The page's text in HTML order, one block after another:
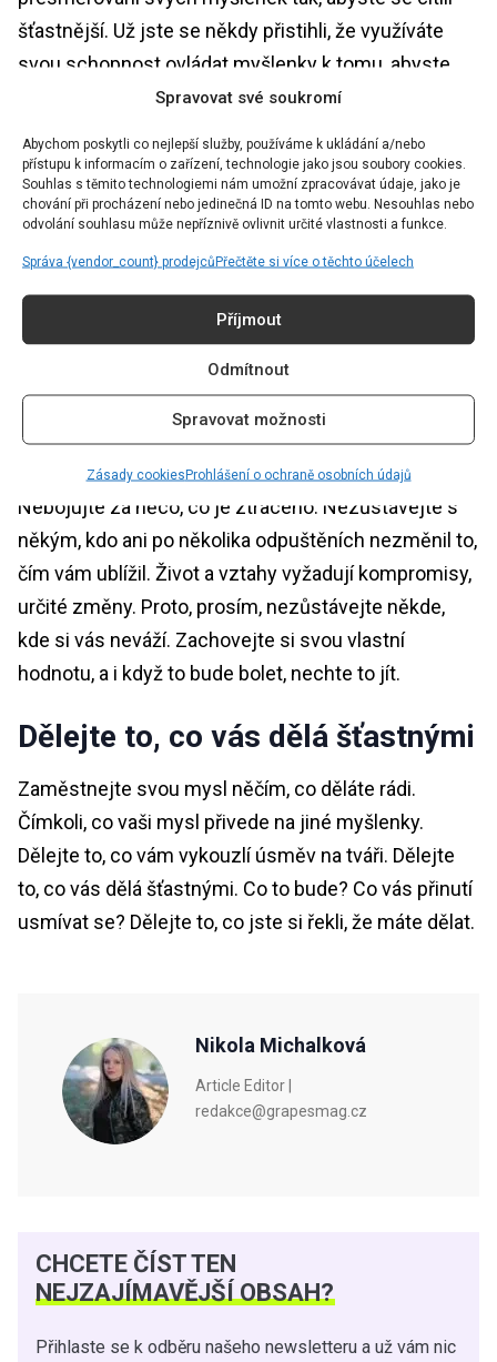
Spravovat své soukromí
Abychom poskytli co nejlepší služby, používáme k ukládání a/nebo
přístupu k informacím o zařízení, technologie jako jsou soubory cookies.
Souhlas s těmito technologiemi nám umožní zpracovávat údaje, jako je
chování při procházení nebo jedinečná ID na tomto webu. Nesouhlas nebo
odvolání souhlasu může nepříznivě ovlivnit určité vlastnosti a funkce.
Správa {vendor_count} prodejcůPřečtěte si více o těchto účelech
Příjmout
Odmítnout
Spravovat možnosti
Zásady cookiesProhlášení o ochraně osobních údajů
šťastnější. Už jste se někdy přistihli, že využíváte
svou schopnost ovládat myšlenky k tomu, abyste
negativní myšlenky změnili na pozitivní?
Nechte odejít to, co vám ubližuje
Je zřejmé, že tento bod je ze všech kroků
nechceme vzdát, je něco těžkého a zpočátku
nemožného.Máte svou sebehodnotu a sebeúctu,
která vám musí ukázat, že bez ohledu na to, jak
moc to bolí, někdy musíte udělat i toto
rozhodnutí.
Nebojujte za něco, co je ztraceno. Nezůstávejte s
někým, kdo ani po několika odpuštěních nezměnil to,
čím vám ublížil. Život a vztahy vyžadují kompromisy,
určité změny. Proto, prosím, nezůstávejte někde,
kde si vás neváží. Zachovejte si svou vlastní
hodnotu, a i když to bude bolet, nechte to jít.
Dělejte to, co vás dělá šťastnými
Zaměstnejte svou mysl něčím, co děláte rádi.
Čímkoli, co vaši mysl přivede na jiné myšlenky.
Dělejte to, co vám vykouzlí úsměv na tváři. Dělejte
to, co vás dělá šťastnými. Co to bude? Co vás přinutí
usmívat se? Dělejte to, co jste si řekli, že máte dělat.
Nikola Michalková
Article Editor |
redakce@grapesmag.cz
CHCETE ČÍST TEN
NEJZAJÍMAVĚJŠÍ OBSAH?
Přihlaste se k odběru našeho newsletteru a už vám nic